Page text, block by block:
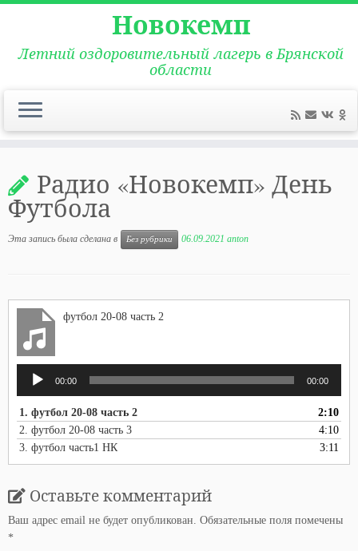
содержимому
Новокемп
Летний оздоровительный лагерь в Брянской
области
Радио «Новокемп» День
Футбола
Эта запись была сделана в Без рубрики 06.09.2021 anton
футбол 20-08 часть 2
Аудиоплеер
00:00 00:00
1. футбол 20-08 часть 2
2:10
2. футбол 20-08 часть 3
4:10
3. футбол часть1 НК 3:11
Оставьте комментарий
Ваш адрес email не будет опубликован. Обязательные поля помечены
*